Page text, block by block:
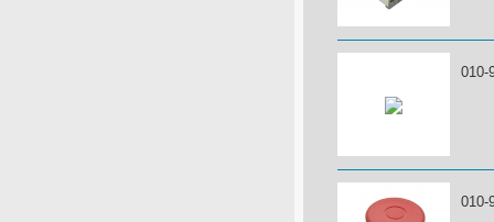
010-
010-